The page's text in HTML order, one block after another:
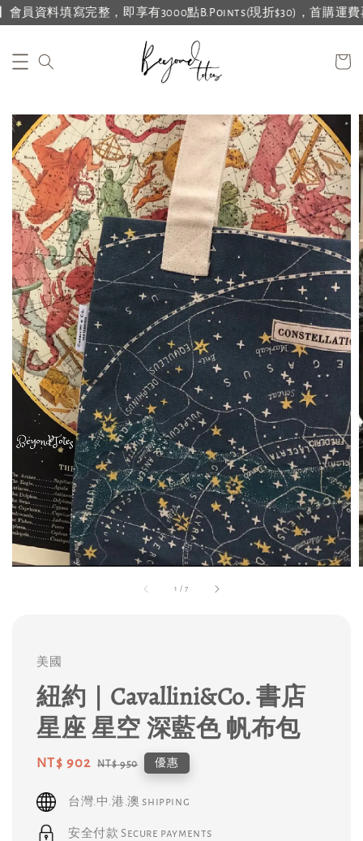
員資料填寫完整，即享有3000點B.Points(現折$30)，首購運費再
1 /7
美國
紐約｜Cavallini&Co. 書店
星座 星空 深藍色 帆布包
Sale
NT$ 902 Regular
NT$ 950 優惠
台灣.中.港.澳 shipping
安全付款 Secure payments